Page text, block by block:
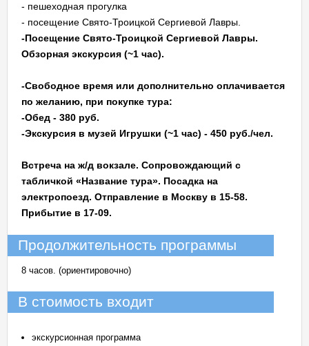
- пешеходная прогулка
- посещение Свято-Троицкой Сергиевой Лавры.
-Посещение Свято-Троицкой Сергиевой Лавры.
Обзорная экскурсия (~1 час).
-Свободное время или дополнительно оплачивается
по желанию, при покупке тура:
-Обед - 380 руб.
-Экскурсия в музей Игрушки (~1 час) - 450 руб./чел.
Встреча на ж/д вокзале. Сопровождающий с
табличкой «Название тура». Посадка на
электропоезд. Отправление в Москву в 15-58.
Прибытие в 17-09.
Продолжительность программы
8 часов. (ориентировочно)
В стоимость входит
экскурсионная программа